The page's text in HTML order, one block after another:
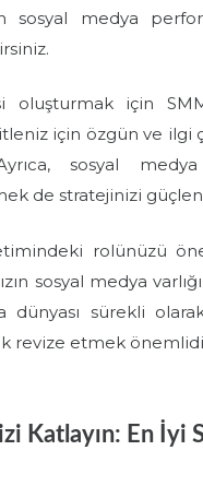
sosyal medya
oluşturmak için
için özgün ve
sosyal
de stratejinizi
rolünüzü
sosyal medya
dünyası sürekli
revize etmek
En İyi